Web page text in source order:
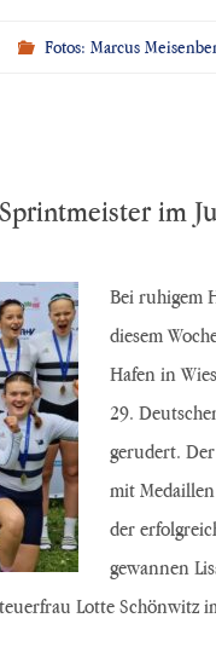
Fotos: Marcus
im
Bei ruhigem
diesem
Hafen in
29.
gerudert.
mit
der
gewannen
Lotte Schönwitz